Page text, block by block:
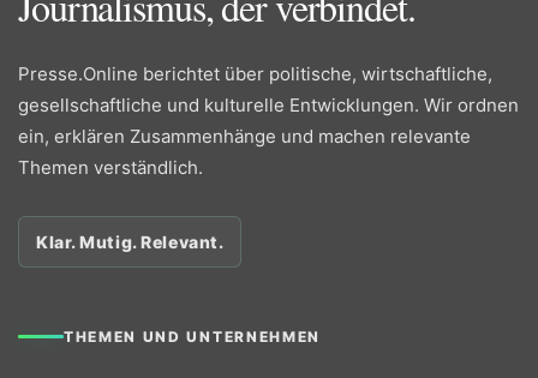
Presse.Online berichtet über politische, wirtschaftliche,
gesellschaftliche und kulturelle Entwicklungen. Wir ordnen
ein, erklären Zusammenhänge und machen relevante
Themen verständlich.
Klar. Mutig. Relevant.
THEMEN UND UNTERNEHMEN